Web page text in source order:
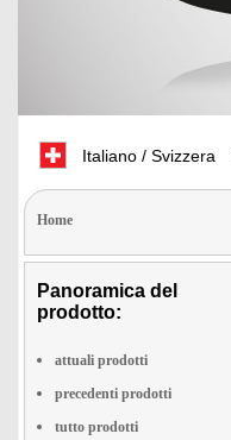
Italiano / Svizzera
Home
Panoramica del
prodotto:
attuali prodotti
precedenti prodotti
tutto prodotti